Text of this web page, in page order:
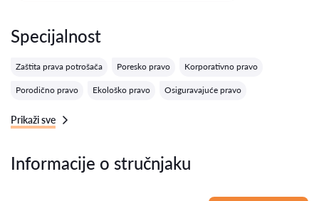
Specijalnost
Zaštita prava potrošača Poresko pravo Korporativno pravo
Porodično pravo Ekološko pravo Osiguravajuće pravo
Prikaži sve
Informacije o stručnjaku